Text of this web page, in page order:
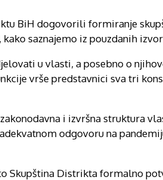
BiH dogovorili formiranje
saznajemo iz pouzdanih
u vlasti, a posebno o
vrše predstavnici sva tri
i izvršna struktura
odgovoru na
Skupština Distrikta formalno